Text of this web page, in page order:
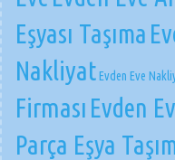
Eşyası Taşıma
NakliyatEvden Eve
Firması Evden
Parça Eşya